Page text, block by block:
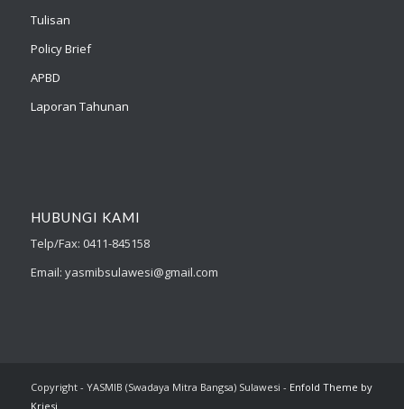
Tulisan
Policy Brief
APBD
Laporan Tahunan
HUBUNGI KAMI
Telp/Fax: 0411-845158
Email: yasmibsulawesi@gmail.com
Copyright - YASMIB (Swadaya Mitra Bangsa) Sulawesi - Enfold Theme by
Kriesi